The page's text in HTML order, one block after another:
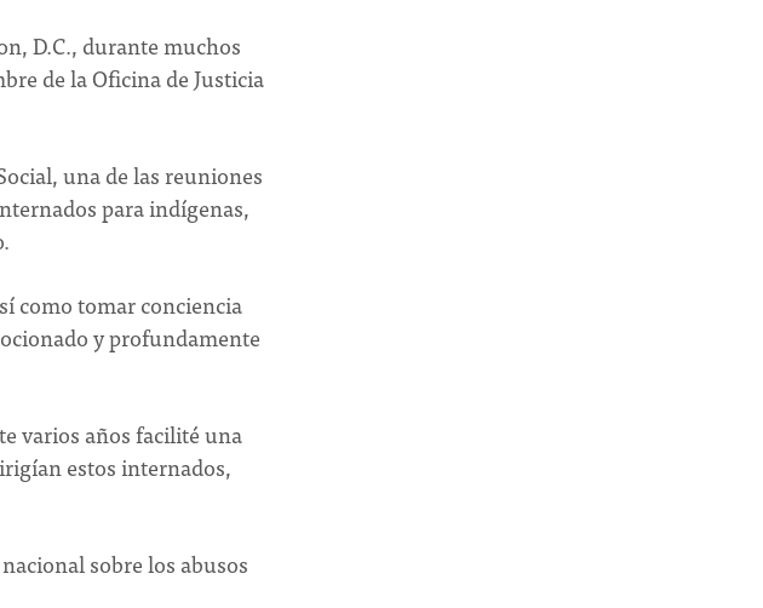
D.C., durante muchos
de la Oficina de Justicia
una de las reuniones
para indígenas,
como tomar conciencia
y profundamente
varios años facilité una
estos internados,
sobre los abusos